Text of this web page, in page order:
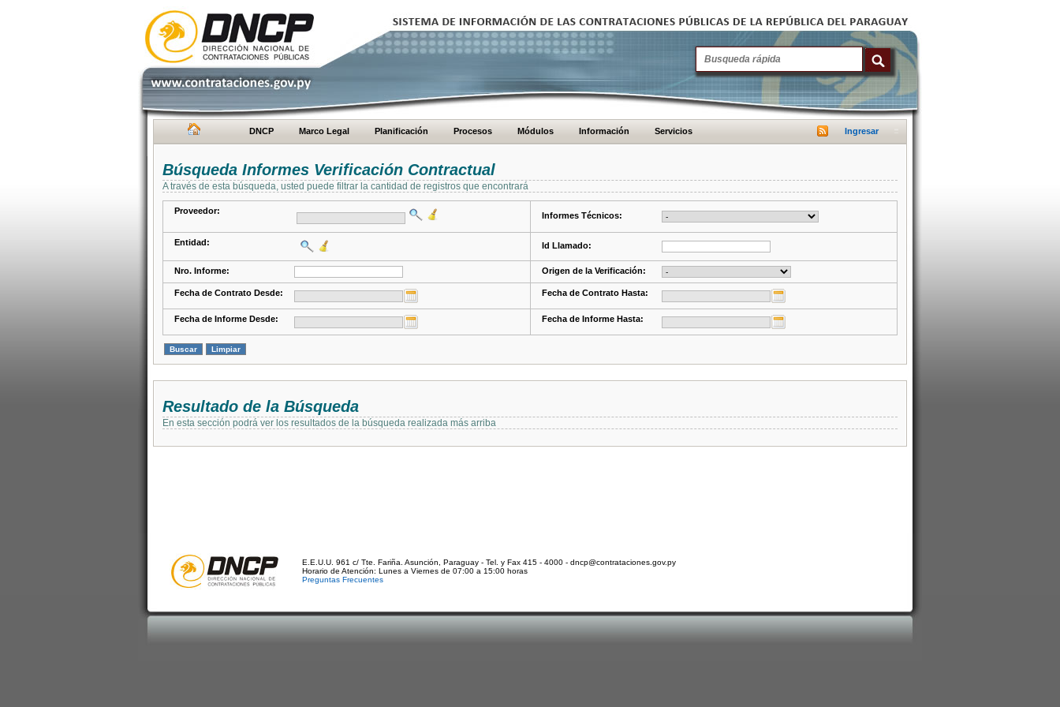
DNCP Marco Legal Planificación Procesos Módulos Información Servicios Ingresar
Búsqueda Informes Verificación Contractual
A través de esta búsqueda, usted puede filtrar la cantidad de registros que encontrará
Proveedor: Informes Técnicos:
Entidad: Id Llamado:
Nro. Informe: Origen de la Verificación:
Fecha de Contrato Desde: Fecha de Contrato Hasta:
Fecha de Informe Desde: Fecha de Informe Hasta:
Resultado de la Búsqueda
En esta sección podrá ver los resultados de la búsqueda realizada más arriba
E.E.U.U. 961 c/ Tte. Fariña. Asunción, Paraguay - Tel. y Fax 415 - 4000 - dncp@contrataciones.gov.py
Horario de Atención: Lunes a Viernes de 07:00 a 15:00 horas
Preguntas Frecuentes